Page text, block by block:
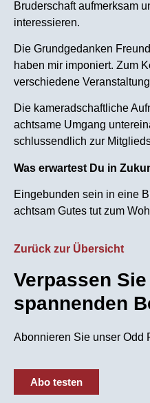
Bruderschaft aufmerksam
interessieren.
Die Grundgedanken
haben mir imponiert. Zum
verschiedene
Die kameradschaftliche
achtsame Umgang
schlussendlich zur
Was erwartest Du in
Eingebunden sein in eine
achtsam Gutes tut zum
Zurück zur Übersicht
Verpassen
spannenden
Abonnieren Sie unser Odd
Abo testen